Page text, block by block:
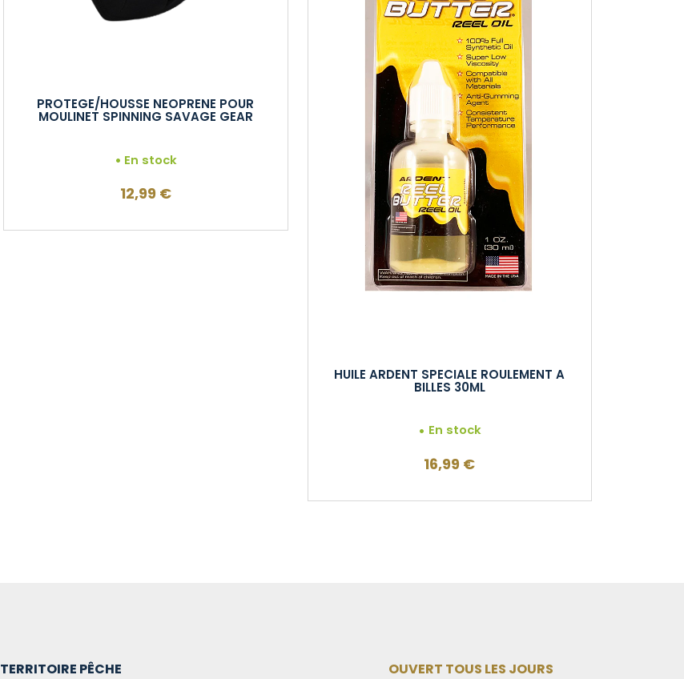
PROTEGE/HOUSSE NEOPRENE POUR
MOULINET SPINNING SAVAGE GEAR
En stock
12,99 €
HUILE ARDENT SPECIALE ROULEMENT A
BILLES 30ML
En stock
16,99 €
TERRITOIRE PÊCHE OUVERT TOUS LES JOURS